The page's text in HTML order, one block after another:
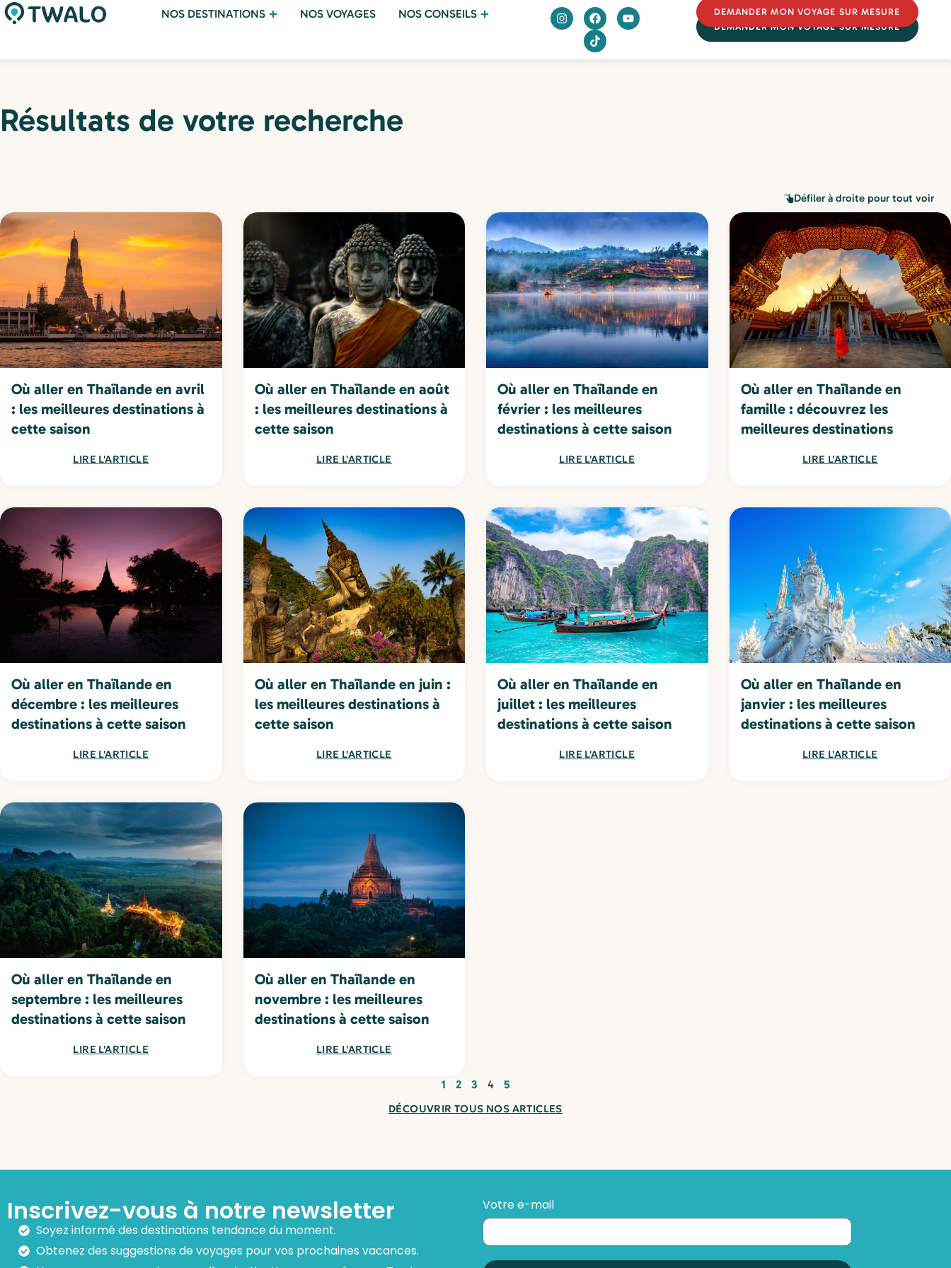
NOS DESTINATIONS NOS VOYAGES NOS CONSEILS
DEMANDER MON VOYAGE SUR MESURE
DEMANDER MON VOYAGE SUR MESURE
Résultats de votre recherche
Défiler à droite pour tout voir
Où aller en Thaïlande en avril
: les meilleures destinations à
cette saison
LIRE L'ARTICLE
Où aller en Thaïlande en août
: les meilleures destinations à
cette saison
LIRE L'ARTICLE
Où aller en Thaïlande en
février : les meilleures
destinations à cette saison
LIRE L'ARTICLE
Où aller en Thaïlande en
famille : découvrez les
meilleures destinations
LIRE L'ARTICLE
Où aller en Thaïlande en
décembre : les meilleures
destinations à cette saison
LIRE L'ARTICLE
Où aller en Thaïlande en juin :
les meilleures destinations à
cette saison
LIRE L'ARTICLE
Où aller en Thaïlande en
juillet : les meilleures
destinations à cette saison
LIRE L'ARTICLE
Où aller en Thaïlande en
janvier : les meilleures
destinations à cette saison
LIRE L'ARTICLE
Où aller en Thaïlande en
septembre : les meilleures
destinations à cette saison
LIRE L'ARTICLE
Où aller en Thaïlande en
novembre : les meilleures
destinations à cette saison
LIRE L'ARTICLE
1 2 3 4 5
DÉCOUVRIR TOUS NOS ARTICLES
Inscrivez-vous à notre newsletter
Soyez informé des destinations tendance du moment.
Obtenez des suggestions de voyages pour vos prochaines vacances.
Votre e-mail